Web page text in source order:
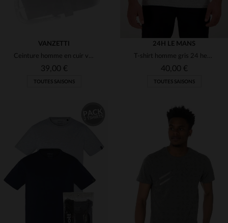
TAILLES DISPONIBLES
VANZETTI
Ceinture homme en cuir vanzetti
39,00 €
TOUTES SAISONS
24H LE MANS
T-shirt homme gris 24 heures du Mans 1951
40,00 €
TOUTES SAISONS